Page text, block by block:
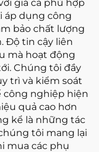
giá cả phù hợp
áp dụng công
bảo chất lượng
Độ tin cậy liên
mà hoạt động
Chúng tôi đầy
trì và kiểm soát
nghiệp hiện
quả cao hơn
kể là những tác
tôi mang lại
mua các phụ